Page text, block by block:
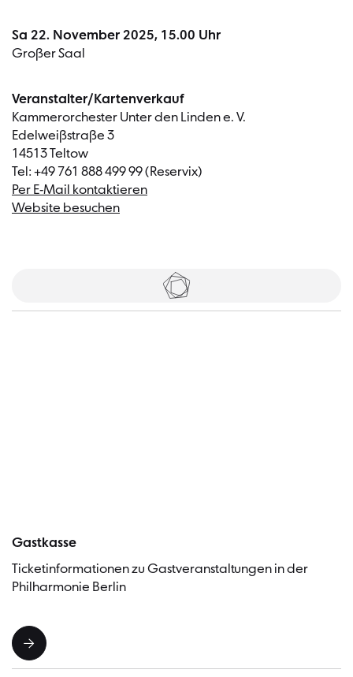
Sa 22. November 2025, 15.00 Uhr
Großer Saal
Veranstalter/Kartenverkauf
Kammerorchester Unter den Linden e. V.
Edelweißstraße 3
14513 Teltow
Tel: +49 761 888 499 99 (Reservix)
Per E-Mail kontaktieren
Website besuchen
Tickets
Gastkasse
Ticketinformationen zu Gastveranstaltungen in der
Philharmonie Berlin